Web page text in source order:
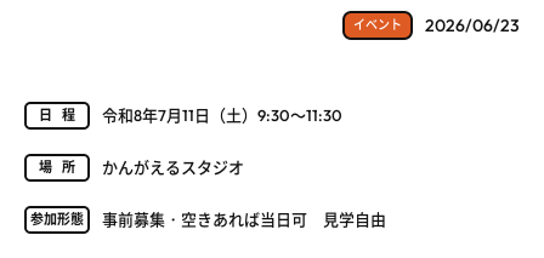
イベント 2026/06/23
日程 令和8年7月11日（土）9:30～11:30
場所 かんがえるスタジオ
参加形態 事前募集・空きあれば当日可 見学自由